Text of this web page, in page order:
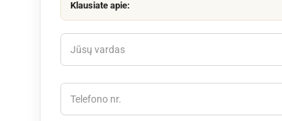
Klausiate apie: